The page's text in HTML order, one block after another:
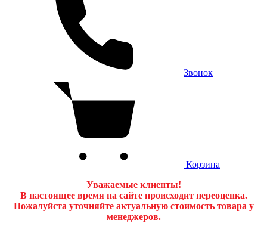
Звонок
Корзина
Уважаемые клиенты!
В настоящее время на сайте происходит переоценка.
Пожалуйста уточняйте актуальную стоимость товара у
менеджеров.